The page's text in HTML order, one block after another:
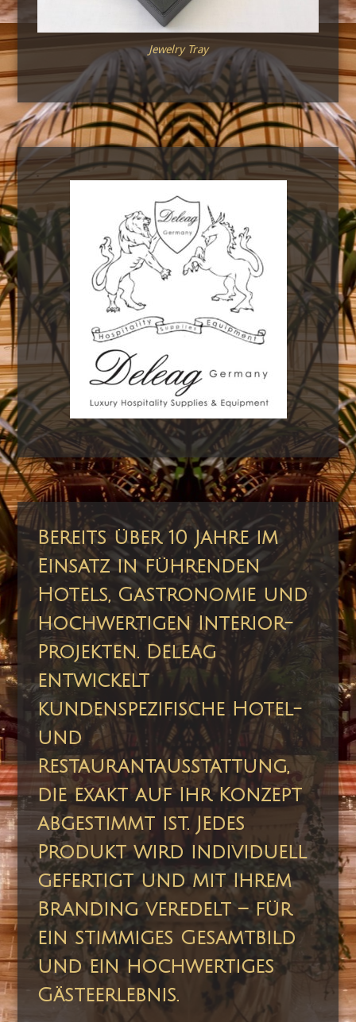
Jewelry Tray
Bereits über 10 Jahre im
Einsatz in führenden
Hotels, Gastronomie und
hochwertigen Interior-
Projekten. Deleag
entwickelt
kundenspezifische Hotel-
und
Restaurantausstattung,
die exakt auf Ihr Konzept
abgestimmt ist. Jedes
Produkt wird individuell
gefertigt und mit Ihrem
Branding veredelt – für
ein stimmiges Gesamtbild
und ein hochwertiges
Gästeerlebnis.